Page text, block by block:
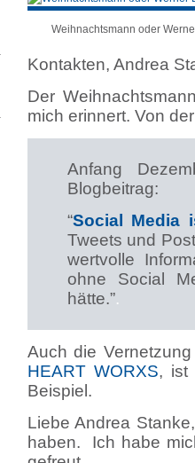
Weihnachtsmann oder
Kontakten, Andrea
Der
mich erinnert. Von
Anfang
Blogbeitrag:
“Social Media
Tweets und
wertvolle
ohne Social
hätte.”.
Auch die
HEART WORXS, ist
Beispiel.
Liebe Andrea
haben. Ich habe